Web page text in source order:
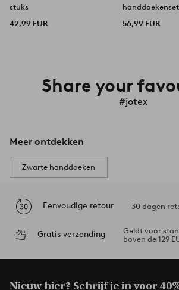
stuks
42,99 EUR
handdoekenset
56,99 EUR
Share your
#jotex
Meer ontdekken
Zwarte handdoeken
Eenvoudige retour 30 dagen
Gratis verzending
Geldt voor
boven de 129
Nieuw hier? Schrijf je in voor